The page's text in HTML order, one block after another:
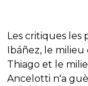
Les critiques les
Ibáñez, le
Thiago et le
Ancelotti n'a